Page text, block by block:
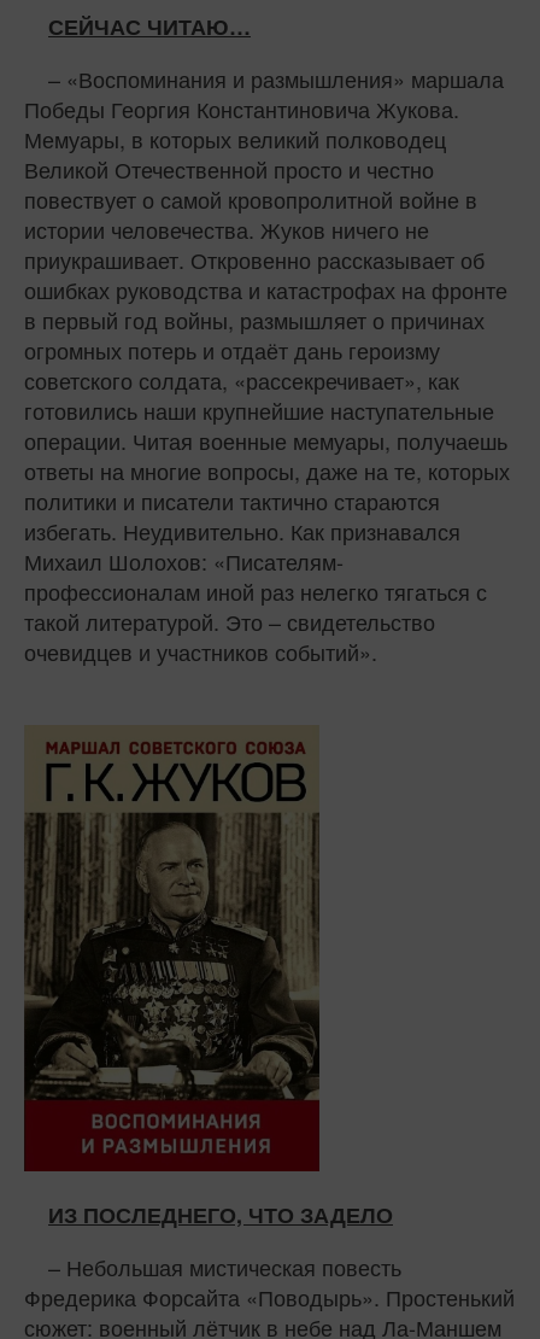
СЕЙЧАС ЧИТАЮ…
– «Воспоминания и размышления» маршала
Победы Георгия Константиновича Жукова.
Мемуары, в которых великий полководец
Великой Отечественной просто и честно
повествует о самой кровопролитной войне в
истории человечества. Жуков ничего не
приукрашивает. Откровенно рассказывает об
ошибках руководства и катастрофах на фронте
в первый год войны, размышляет о причинах
огромных потерь и отдаёт дань героизму
советского солдата, «рассекречивает», как
готовились наши крупнейшие наступательные
операции. Читая военные мемуары, получаешь
ответы на многие вопросы, даже на те, которых
политики и писатели тактично стараются
избегать. Неудивительно. Как признавался
Михаил Шолохов: «Писателям-
профессионалам иной раз нелегко тягаться с
такой литературой. Это – свидетельство
очевидцев и участников событий».
ИЗ ПОСЛЕДНЕГО, ЧТО ЗАДЕЛО
– Небольшая мистическая повесть
Фредерика Форсайта «Поводырь». Простенький
сюжет: военный лётчик в небе над Ла-Маншем